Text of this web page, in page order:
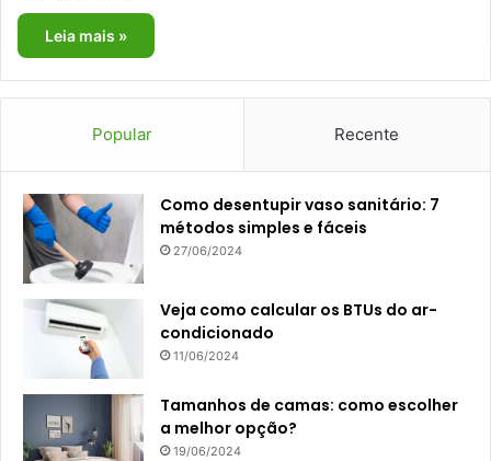
Leia mais »
Popular Recente
Como desentupir vaso sanitário: 7
métodos simples e fáceis
27/06/2024
Veja como calcular os BTUs do ar-
condicionado
11/06/2024
Tamanhos de camas: como escolher
a melhor opção?
19/06/2024